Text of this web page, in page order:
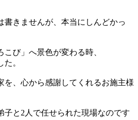
書きませんが、本当にしんどかっ
こび」へ景色が変わる時、
。
を、心から感謝してくれるお施主様
子と2人で任せられた現場なのです